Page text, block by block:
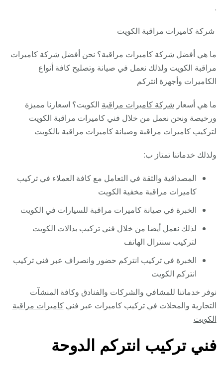
.
شركة كاميرات مراقبة الكويت
ما هي أفضل شركة كاميرات مراقبة؟ نحن أفضل شركة كاميرات
مراقبة الكويت ولذلك نعمل في صيانة وتصليح كافة أنواع
الكاميرات وأجهزة انتركم
ما هي أسعار شركة كاميرات مراقبة الكويت؟ اسعارنا مميزة
ورخيصة ونحن نعمل من خلال فني كاميرات مراقبة الكويت
لتركيب كاميرات مراقبة وصيانة كاميرات مراقبة بالكويت
ولذلك خدماتنا تمتاز ب:
المصداقية والثقة في التعامل مع كافة العملاء في تركيب
كاميرات مراقبة مخفية الكويت
الخبرة في صيانة كاميرات مراقبة للسيارات في الكويت
لذلك نعمل أيضا من خلال فني تركيب بدالات الكويت
لتركيب سنترال الهاتف
الخبرة في تركيب انتركم حضور وانصراف عبر فني تركيب
انتركم الكويت
نوفر خدماتنا للمشافي والشركات والفنادق وكافة المنشآت
التجارية والمحلات في تركيب كاميرات عبر فنيكاميرات مراقبة
الكويت
فني تركيب انتركم الدوحة